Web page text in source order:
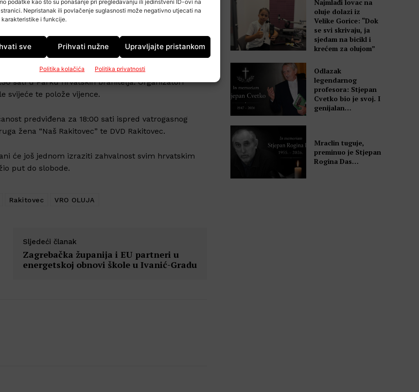
podatke kao što su ponašanje pri pregledavanju ili jedinstveni ID-ovi na
Nepristanak ili povlačenje suglasnosti može negativno utjecati na
karakteristike i funkcije.
sve Prihvati nužne Upravljajte pristankom
Politika kolačića Politika privatnosti
biste Tomislava Hrkovca. Ondje će se položiti
težinu ima i činjenica da se ove godine obilježava
sati u Parku hrvatskih branitelja. Organizatori
svijeće te polože vijence.
predviđena za 18:00 sati ispred vatrogasnog
žena “Naš Rakitovec” te DVD Rakitovec.
će još jednom izraziti zahvalnost svim hrvatskim
put do slobode.
Rakitovec VRO OLUJA
Sljedeći članak
Zagrebačka županija i EU partneri u
energetskoj obnovi škole u Ivanić-Gradu
Najmlađi lovac na
oluje dolazi iz
Velike Gorice: “Dok
se svi skrivaju, ja
sjedam na bicikl i
krećem za olujom”
Odlazak
legendarnog
profesora: Stjepan
Cvetko bio je svoj. I
genijalan…
Mraclin tuguje,
preminuo je Stjepan
Rogina Das…